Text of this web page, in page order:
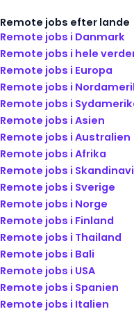
Remote jobs efter lande
Remote jobs i Danmark
Remote jobs i hele
Remote jobs i Europa
Remote jobs i
Remote jobs i
Remote jobs i Asien
Remote jobs i Australien
Remote jobs i Afrika
Remote jobs i
Remote jobs i Sverige
Remote jobs i Norge
Remote jobs i Finland
Remote jobs i Thailand
Remote jobs i Bali
Remote jobs i USA
Remote jobs i Spanien
Remote jobs i Italien